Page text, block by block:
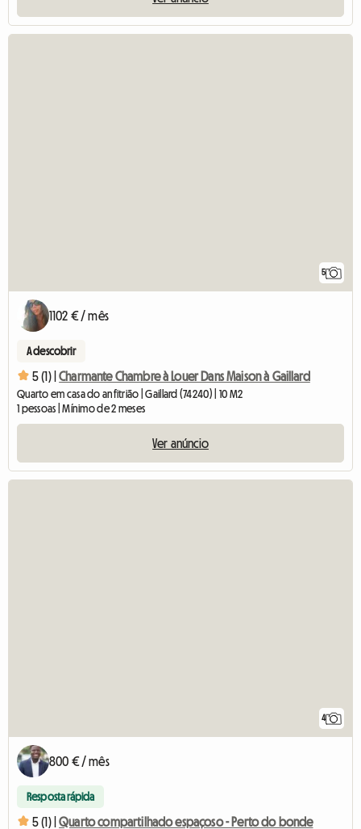
5
1102 € / mês
A descobrir
5 (1) | Charmante Chambre à Louer Dans Maison à Gaillard
Quarto em casa do anfitrião | Gaillard (74240) | 10 M2
1 pessoas | Mínimo de 2 meses
Ver anúncio
4
800 € / mês
Resposta rápida
5 (1) | Quarto compartilhado espaçoso - Perto do bonde